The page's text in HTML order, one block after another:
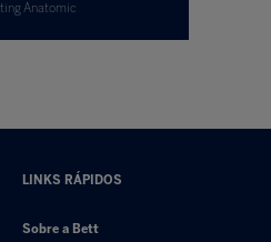
Anatomic
LINKS RÁPIDOS
Sobre a Bett